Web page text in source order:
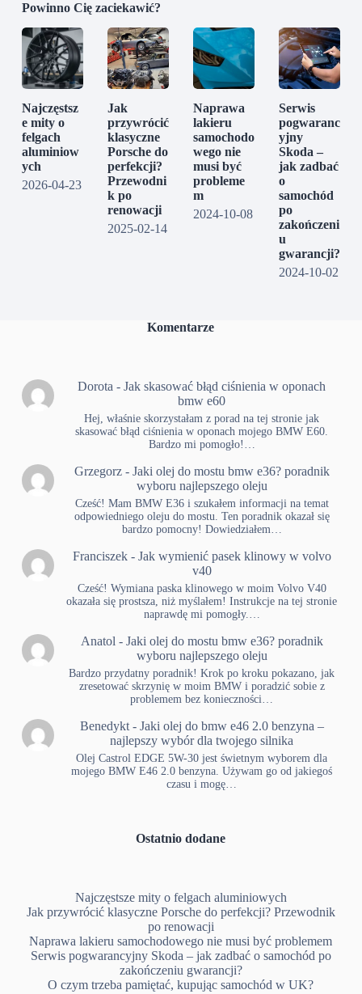
Powinno Cię zaciekawić?
Najczęstsz
e mity o
felgach
aluminiow
ych
2026-04-23
Jak
przywrócić
klasyczne
Porsche do
perfekcji?
Przewodni
k po
renowacji
2025-02-14
Naprawa
lakieru
samochodo
wego nie
musi być
probleme
m
2024-10-08
Serwis
pogwaranc
yjny
Skoda –
jak zadbać
o
samochód
po
zakończeni
u
gwarancji?
2024-10-02
Komentarze
Dorota -Jak skasować błąd ciśnienia w oponach
bmw e60
Hej, właśnie skorzystałam z porad na tej stronie jak
skasować błąd ciśnienia w oponach mojego BMW E60.
Bardzo mi pomogło!…
Grzegorz- Jaki olej do mostu bmw e36? poradnik
wyboru najlepszego oleju
Cześć! Mam BMW E36 i szukałem informacji na temat
odpowiedniego oleju do mostu. Ten poradnik okazał się
bardzo pomocny! Dowiedziałem…
Franciszek- Jak wymienić pasek klinowy w volvo
v40
Cześć! Wymiana paska klinowego w moim Volvo V40
okazała się prostsza, niż myślałem! Instrukcje na tej stronie
naprawdę mi pomogły.…
Anatol - Jaki olej do mostu bmw e36? poradnik
wyboru najlepszego oleju
Bardzo przydatny poradnik! Krok po kroku pokazano, jak
zresetować skrzynię w moim BMW i poradzić sobie z
problemem bez konieczności…
Benedykt- Jaki olej do bmw e46 2.0 benzyna –
najlepszy wybór dla twojego silnika
Olej Castrol EDGE 5W-30 jest świetnym wyborem dla
mojego BMW E46 2.0 benzyna. Używam go od jakiegoś
czasu i mogę…
Ostatnio dodane
Najczęstsze mity o felgach aluminiowych
Jak przywrócić klasyczne Porsche do perfekcji? Przewodnik
po renowacji
Naprawa lakieru samochodowego nie musi być problemem
Serwis pogwarancyjny Skoda – jak zadbać o samochód po
zakończeniu gwarancji?
O czym trzeba pamiętać, kupując samochód w UK?